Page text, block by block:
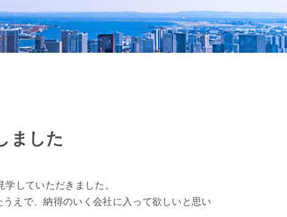
ました
していただきました。
えで、納得のいく会社に入って欲しいと思い